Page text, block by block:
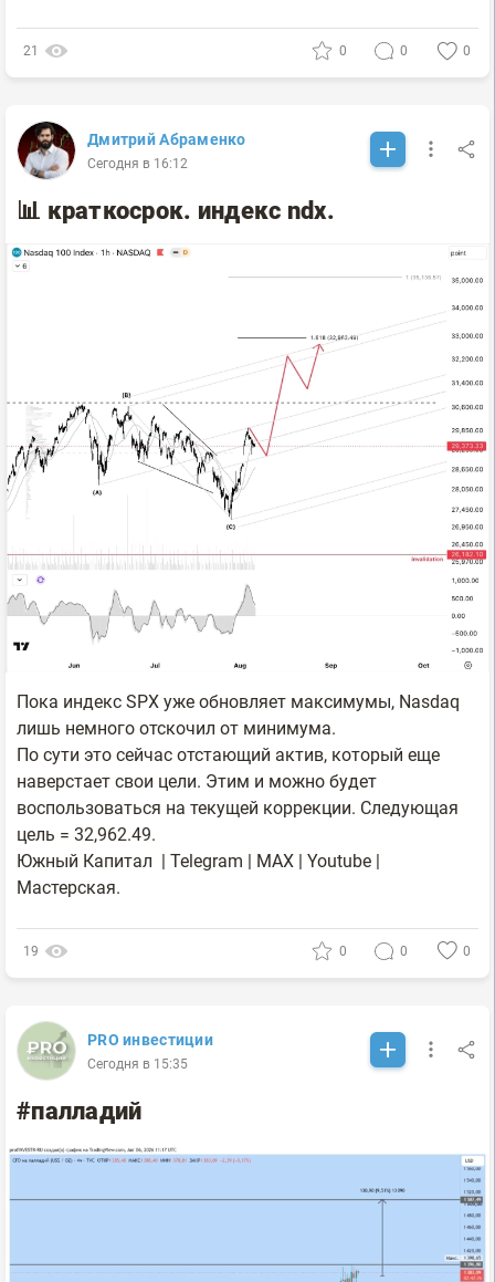
21 0 0 0
Дмитрий Абраменко
Сегодня в 16:12
📊 краткосрок. индекс ndx.
Пока индекс SPX уже обновляет максимумы, Nasdaq
лишь немного отскочил от минимума.
По сути это сейчас отстающий актив, который еще
наверстает свои цели. Этим и можно будет
воспользоваться на текущей коррекции. Следующая
цель = 32,962.49.
Южный Капитал | Telegram | MAX | Youtube |
Мастерская.
19 0 0 0
PRO инвестиции
Сегодня в 15:35
#палладий